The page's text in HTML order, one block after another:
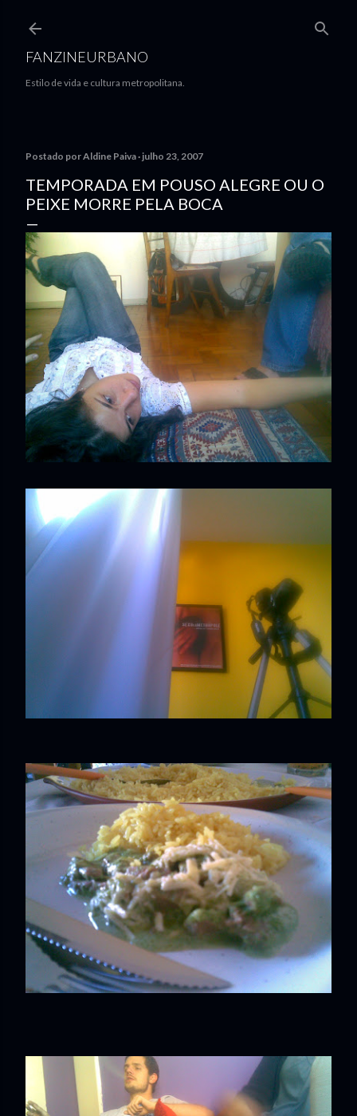
FANZINEURBANO
Estilo de vida e cultura metropolitana.
Postado porAldine Paiva julho 23, 2007
TEMPORADA EM POUSO ALEGRE OU O
PEIXE MORRE PELA BOCA